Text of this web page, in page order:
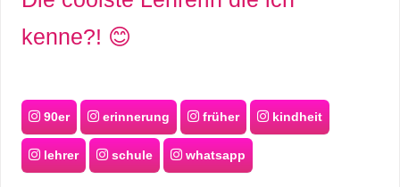
kenne?! 😊
90er erinnerung früher kindheit
lehrer schule whatsapp